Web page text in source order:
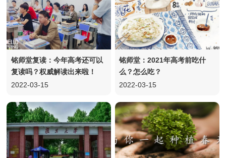
铭师堂复读：今年高考还可以
复读吗？权威解读出来啦！
2022-03-15
铭师堂：2021年高考前吃什
么？怎么吃？
2022-03-15